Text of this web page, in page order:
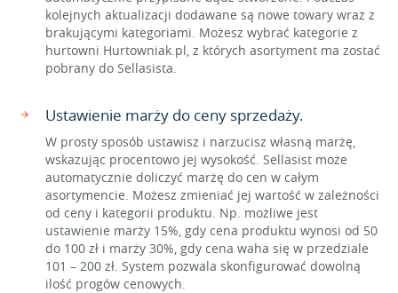
kolejnych aktualizacji dodawane są nowe towary wraz z
brakującymi kategoriami. Możesz wybrać kategorie z
hurtowni Hurtowniak.pl, z których asortyment ma zostać
pobrany do Sellasista.
Ustawienie marży do ceny sprzedaży.
W prosty sposób ustawisz i narzucisz własną marżę,
wskazując procentowo jej wysokość. Sellasist może
automatycznie doliczyć marżę do cen w całym
asortymencie. Możesz zmieniać jej wartość w zależności
od ceny i kategorii produktu. Np. możliwe jest
ustawienie marży 15%, gdy cena produktu wynosi od 50
do 100 zł i marży 30%, gdy cena waha się w przedziale
101 – 200 zł. System pozwala skonfigurować dowolną
ilość progów cenowych.